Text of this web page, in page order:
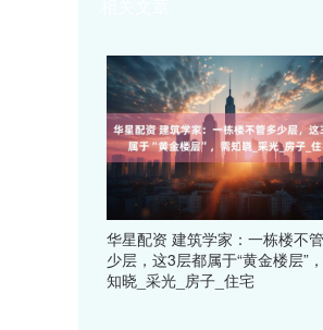
华星配资 建筑学家：一栋楼不
少层，这3层都属于“黄金楼层”
知晓_采光_房子_住宅